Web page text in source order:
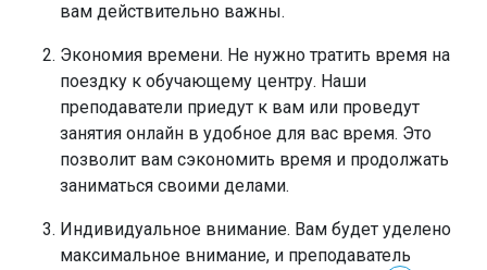
вам действительно важны.
Экономия времени. Не нужно тратить время на
поездку к обучающему центру. Наши
преподаватели приедут к вам или проведут
занятия онлайн в удобное для вас время. Это
позволит вам сэкономить время и продолжать
заниматься своими делами.
Индивидуальное внимание. Вам будет уделено
максимальное внимание, и преподаватель